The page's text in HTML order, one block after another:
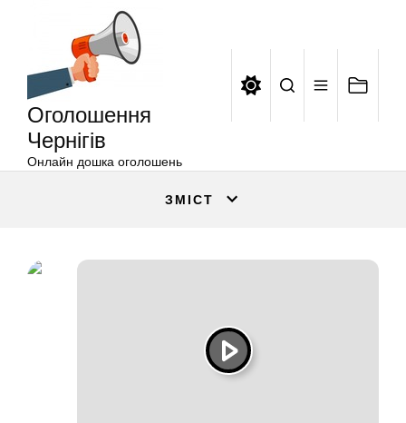
Оголошення
Чернігів
Онлайн дошка оголошень
ЗМІСТ